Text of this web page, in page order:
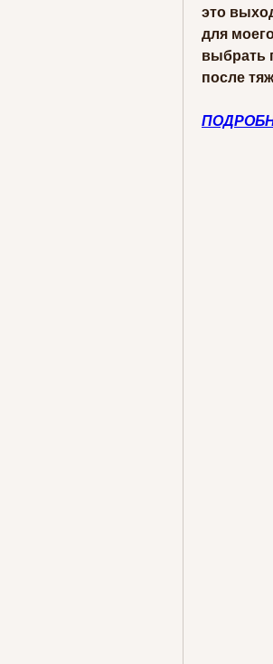
это
для
выбрать
после